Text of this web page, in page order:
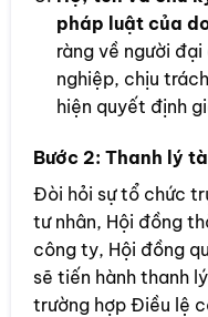
pháp luật của
ràng về người
nghiệp, chịu
hiện quyết định
Bước 2: Thanh lý
Đòi hỏi sự tổ chức
tư nhân, Hội đồng
công ty, Hội đồng
sẽ tiến hành thanh
trường hợp Điều lệ